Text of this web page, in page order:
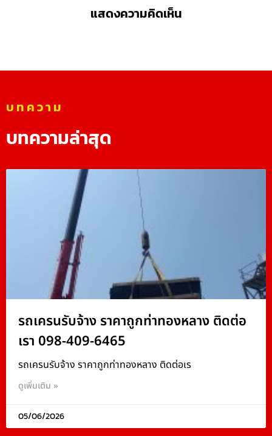
แสดงความคิดเห็น
บทความ
บทความล่าสุด
รถเครนรับจ้าง ราคาถูกท่าทองหลาง ติดต่อ
เรา 098-409-6465
รถเครนรับจ้าง ราคาถูกท่าทองหลาง ติดต่อเร
ดูเพิ่มเติม »
05/06/2026